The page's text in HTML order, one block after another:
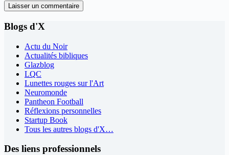
Laisser un commentaire
Blogs d'X
Actu du Noir
Actualités bibliques
Glazblog
LQC
Lunettes rouges sur l'Art
Neuromonde
Pantheon Football
Réflexions personnelles
Startup Book
Tous les autres blogs d'X…
Des liens professionnels